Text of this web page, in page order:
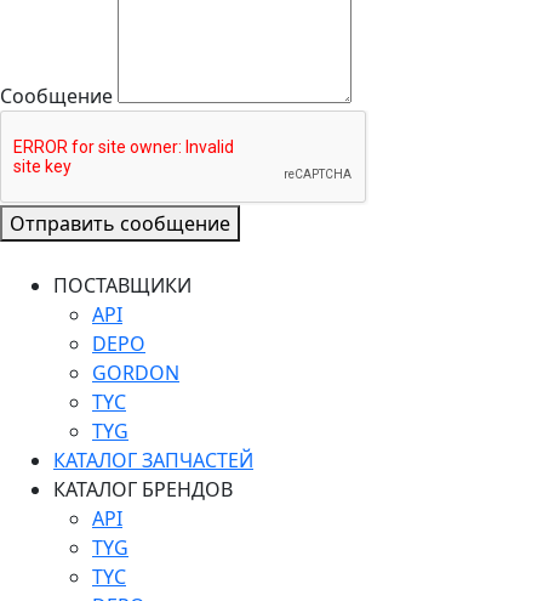
Сообщение
Отправить сообщение
ПОСТАВЩИКИ
API
DEPO
GORDON
TYC
TYG
КАТАЛОГ ЗАПЧАСТЕЙ
КАТАЛОГ БРЕНДОВ
API
TYG
TYC